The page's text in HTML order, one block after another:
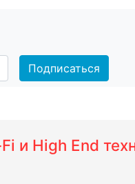
Подписаться
и High End